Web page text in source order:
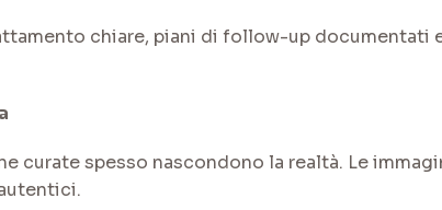
chiare, piani di follow-up documentati
curate spesso nascondono la realtà. Le